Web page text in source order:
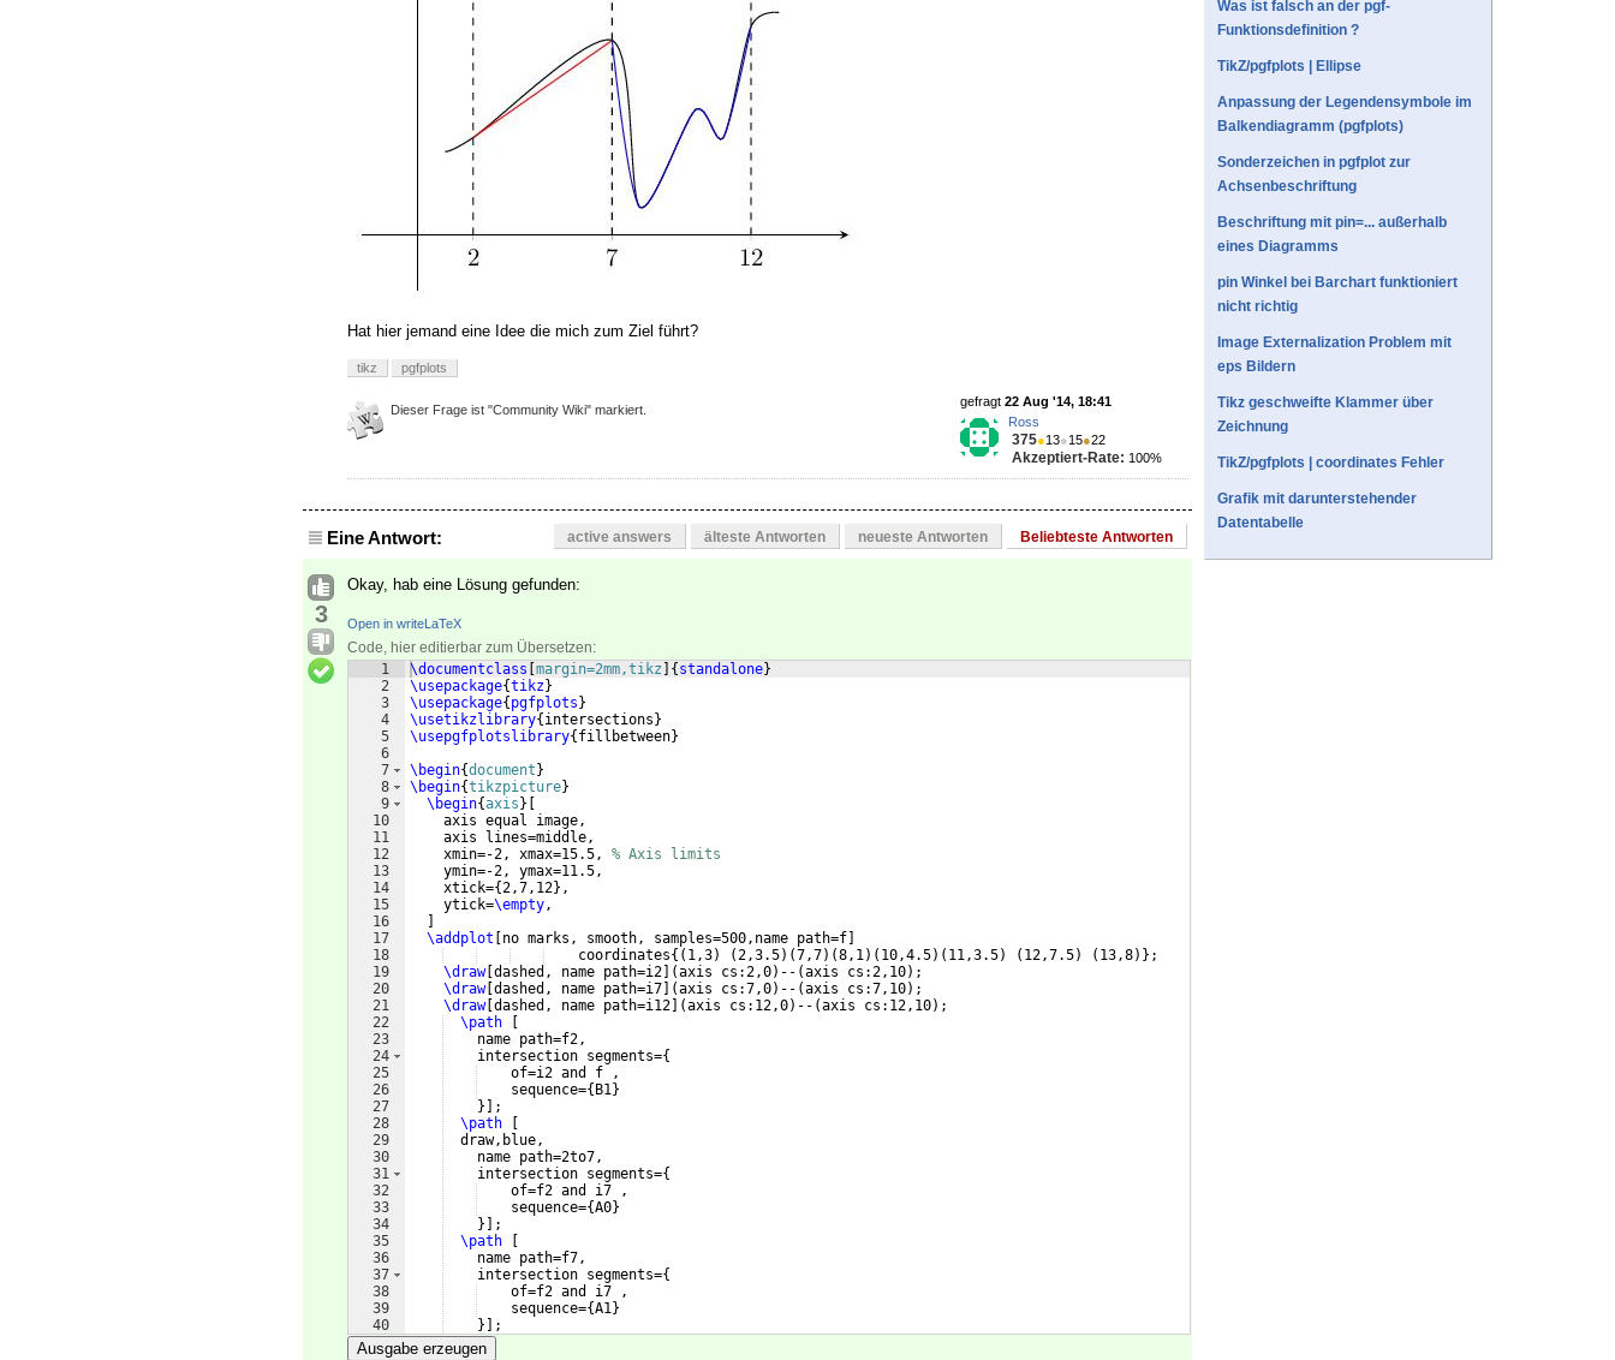
Hat hier jemand eine Idee die mich zum Ziel führt?
tikz pgfplots
Dieser Frage ist "Community Wiki" markiert.
gefragt 22 Aug '14, 18:41
Ross
375●13●15●22
Akzeptiert-Rate: 100%
Eine Antwort: active answers älteste Antworten neueste Antworten Beliebteste Antworten
3
Okay, hab eine Lösung gefunden:
Open in writeLaTeX
Code, hier editierbar zum Übersetzen:
1
2
3
4
5
6
7
8
9
10
11
12
13
14
15
16
17
18
19
20
21
22
23
24
25
26
27
28
29
30
31
32
33
34
35
36
37
38
39
40
41
\documentclass margin=2mm,tikz { standalone}
\usepackage{tikz}
\usepackage{ pgfplots }
\usetikzlibrary{ intersections }
\usepgfplotslibrary{ fillbetween}
\begin{document }
\begin{tikzpicture}
\begin{axis }
    axis equal image,
    axis lines=middle,
    xmin=-2, xmax=15.5,
% Axis limits
    ymin=-2, ymax=11.5,
    xtick=
{2,7,12} ,
    ytick=
\empty,
\addplot
no marks, smooth, samples=500,name path=f
    coordinates
{( 1,3) (2,3.5) (7,7) (8,1) ( 10,4.5) ( 11,3.5) ( 12,7.5) ( 13,8)} ;
\draw[ dashed, name path=i2 (axis cs:2,0) -- (axis cs:2,10) ;
\draw[ dashed, name path=i7 (axis cs:7,0) -- (axis cs:7,10) ;
\draw[ dashed, name path=i12 (axis cs:12,0) -- (axis cs:12,10) ;
\path
    name path=f2,
    intersection segments=
{
    of=i2 and f ,
    sequence=
{ B1}
}]
;
\path
  draw,blue,
    name path=2to7,
    intersection segments=
{
    of=f2 and i7 ,
    sequence=
{A0}
}]
;
\path
    name path=f7,
    intersection segments=
{
    of=f2 and i7 ,
    sequence=
{A1}
}]
;
\path
Ausgabe erzeugen
Was ist falsch an der pgf-
Funktionsdefinition ?
TikZ/pgfplots | Ellipse
Anpassung der Legendensymbole im
Balkendiagramm (pgfplots)
Sonderzeichen in pgfplot zur
Achsenbeschriftung
Beschriftung mit pin=... außerhalb
eines Diagramms
pin Winkel bei Barchart funktioniert
nicht richtig
Image Externalization Problem mit
eps Bildern
Tikz geschweifte Klammer über
Zeichnung
TikZ/pgfplots | coordinates Fehler
Grafik mit darunterstehender
Datentabelle